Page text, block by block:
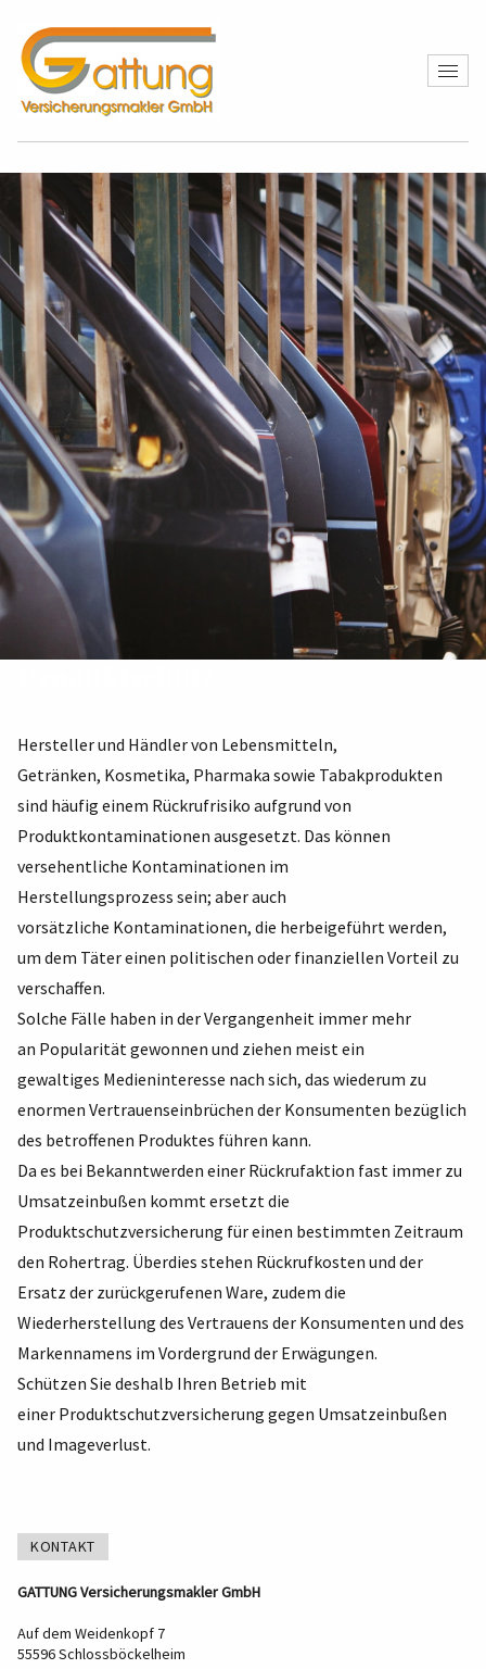
Hersteller und Händler von Lebensmitteln,
Getränken, Kosmetika, Pharmaka sowie Tabakprodukten
sind häufig einem Rückrufrisiko aufgrund von
Produktkontaminationen ausgesetzt. Das können
versehentliche Kontaminationen im
Herstellungsprozess sein; aber auch
vorsätzliche Kontaminationen, die herbeigeführt werden,
um dem Täter einen politischen oder finanziellen Vorteil zu
verschaffen.
Solche Fälle haben in der Vergangenheit immer mehr
an Popularität gewonnen und ziehen meist ein
gewaltiges Medieninteresse nach sich, das wiederum zu
enormen Vertrauenseinbrüchen der Konsumenten bezüglich
des betroffenen Produktes führen kann.
Da es bei Bekanntwerden einer Rückrufaktion fast immer zu
Umsatzeinbußen kommt ersetzt die
Produktschutzversicherung für einen bestimmten Zeitraum
den Rohertrag. Überdies stehen Rückrufkosten und der
Ersatz der zurückgerufenen Ware, zudem die
Wiederherstellung des Vertrauens der Konsumenten und des
Markennamens im Vordergrund der Erwägungen.
Schützen Sie deshalb Ihren Betrieb mit
einer Produktschutzversicherung gegen Umsatzeinbußen
und Imageverlust.
KONTAKT
GATTUNG Versicherungsmakler GmbH
Auf dem Weidenkopf 7
55596 Schlossböckelheim